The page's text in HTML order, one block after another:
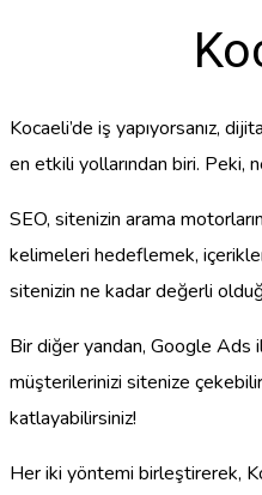
Kocaeli’de iş yapıyorsanız,
en etkili yollarından biri. Peki,
SEO, sitenizin arama
kelimeleri hedeflemek,
sitenizin ne kadar değerli
Bir diğer yandan, Google Ads
müşterilerinizi sitenize
katlayabilirsiniz!
Her iki yöntemi birleştirerek,